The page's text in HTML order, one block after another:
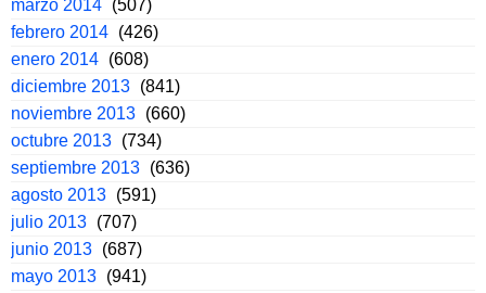
marzo 2014 (507)
febrero 2014 (426)
enero 2014 (608)
diciembre 2013 (841)
noviembre 2013 (660)
octubre 2013 (734)
septiembre 2013 (636)
agosto 2013 (591)
julio 2013 (707)
junio 2013 (687)
mayo 2013 (941)